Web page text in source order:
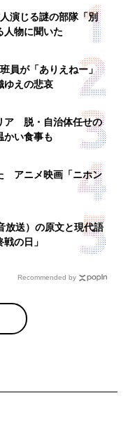
演じる謎の部隊「別
人物に聞いた
員が「ありえねー」
えの悲哀
ア 脱・自治体任せの
かい食事も
アニメ映画「ニホン
放送）の原文と現代語
の日」
Recommended by